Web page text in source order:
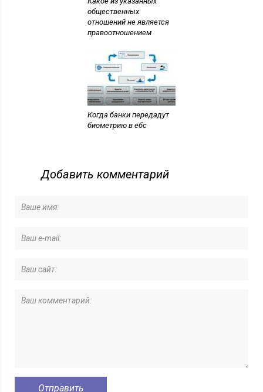
общественных
отношений не является
правоотношением
Когда банки передадут
биометрию в ебс
Добавить комментарий